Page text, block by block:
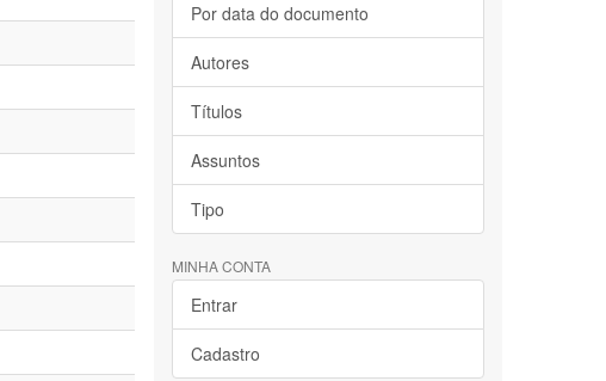
Por data do documento
Autores
Títulos
Assuntos
Tipo
MINHA CONTA
Entrar
Cadastro